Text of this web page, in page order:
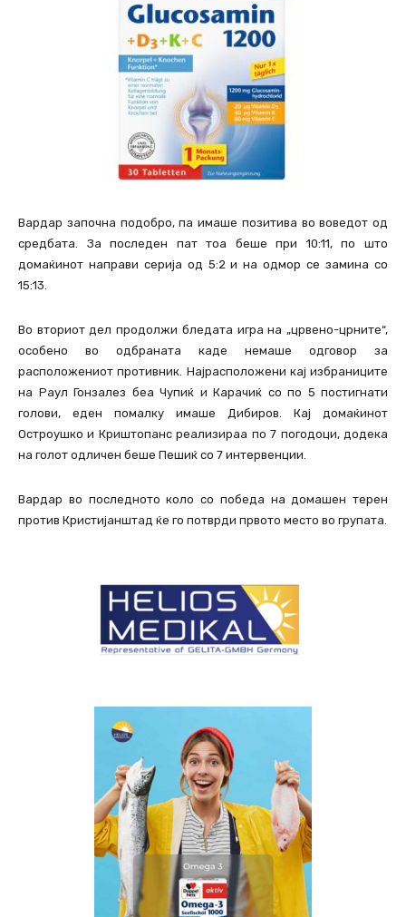
Вардар започна подобро, па имаше позитива во воведот од
средбата. За последен пат тоа беше при 10:11, по што
домаќинот направи серија од 5:2 и на одмор се замина со
15:13.
Во вториот дел продолжи бледата игра на „црвено-црните“,
особено во одбраната каде немаше одговор за
расположениот противник. Најрасположени кај избраниците
на Раул Гонзалез беа Чупиќ и Карачиќ со по 5 постигнати
голови, еден помалку имаше Дибиров. Кај домаќинот
Остроушко и Криштопанс реализираа по 7 погодоци, додека
на голот одличен беше Пешиќ со 7 интервенции.
Вардар во последното коло со победа на домашен терен
против Кристијанштад ќе го потврди првото место во групата.